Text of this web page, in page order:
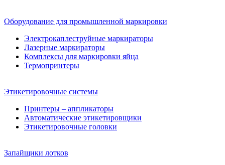
Оборудование для промышленной маркировки
Электрокаплеструйные маркираторы
Лазерные маркираторы
Комплексы для маркировки яйца
Термопринтеры
Этикетировочные системы
Принтеры – аппликаторы
Автоматические этикетировщики
Этикетировочные головки
Запайщики лотков